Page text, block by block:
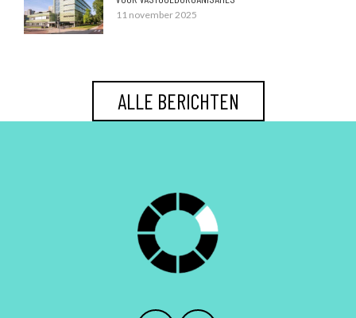
11 november 2025
ALLE BERICHTEN